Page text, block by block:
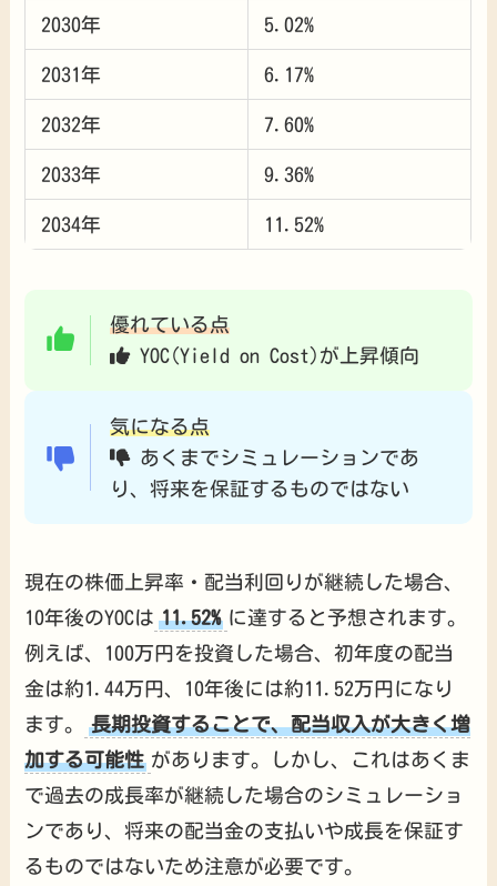
2030年 5.02%
2031年 6.17%
2032年 7.60%
2033年 9.36%
2034年 11.52%
優れている点
YOC(Yield on Cost)が上昇傾向
気になる点
あくまでシミュレーションであ
り、将来を保証するものではない
現在の株価上昇率・配当利回りが継続した場合、
10年後のYOCは 11.52% に達すると予想されます。
例えば、100万円を投資した場合、初年度の配当
金は約1.44万円、10年後には約11.52万円になり
ます。
長期投資することで、配当収入が大きく増
加する可能性 があります。しかし、これはあくま
で過去の成長率が継続した場合のシミュレーショ
ンであり、将来の配当金の支払いや成長を保証す
るものではないため注意が必要です。